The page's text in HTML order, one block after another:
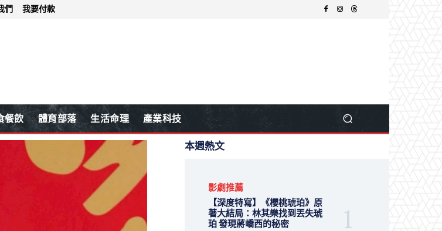
們 我要付款
餐飲 體育部落 生活命理 產業科技
本週熱文
影劇推薦
【深度特寫】《櫻桃琥珀》原
著大結局：林其樂找到丟失琥
珀 發現蔣嶠西的秘密